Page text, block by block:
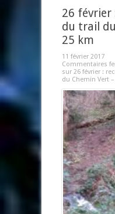
26 février
du trail
25 km
11 février 2017
Commentaires
sur 26 février :
du Chemin Vert